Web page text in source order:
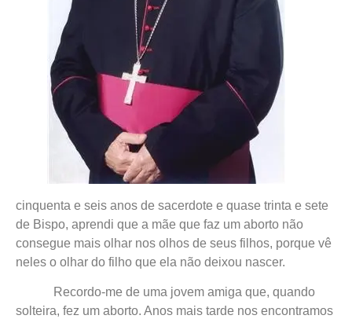
cinquenta e seis anos de sacerdote e quase trinta e sete
de Bispo, aprendi que a mãe que faz um aborto não
consegue mais olhar nos olhos de seus filhos, porque vê
neles o olhar do filho que ela não deixou nascer.
Recordo-me de uma jovem amiga que, quando
solteira, fez um aborto. Anos mais tarde nos encontramos